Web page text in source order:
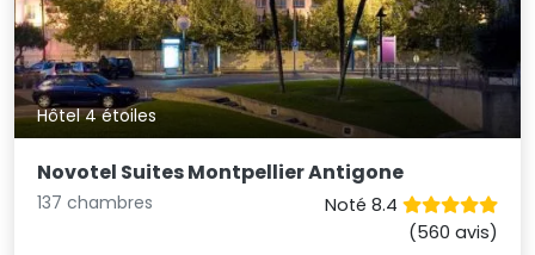
Hôtel 4 étoiles
Novotel Suites Montpellier Antigone
137 chambres
Noté 8.4
(560 avis)